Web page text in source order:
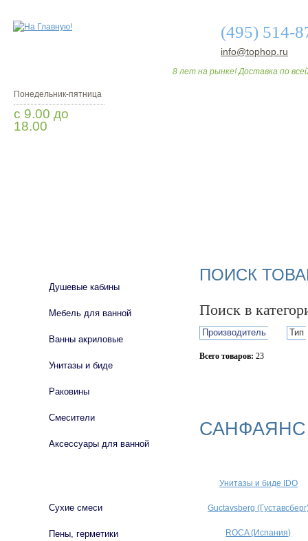
(495) 514-
info@tophop.ru
8 лет на рынке! Доставка по
Понедельник-пятница
с 9.00 до
18.00
ПОИСК
Поиск в
Производитель Тип
Всего товаров: 23
САНФАЯНС
Унитазы и биде IDO
Guctavsberg
ROCA (Испания)
Душевые кабины
Мебель для ванной
Ванны акриловые
Унитазы и биде
Раковины
Смесители
Аксессуары для ванной
Сухие смеси
Пены, герметики